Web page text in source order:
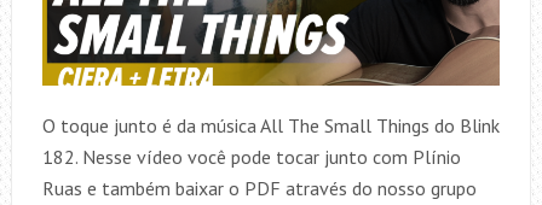
O toque junto é da música All The Small Things do Blink
182. Nesse vídeo você pode tocar junto com Plínio
Ruas e também baixar o PDF através do nosso grupo